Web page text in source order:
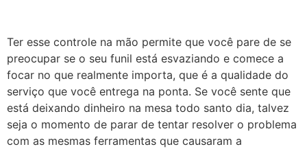
Ter esse controle na mão permite que você pare de se
preocupar se o seu funil está esvaziando e comece a
focar no que realmente importa, que é a qualidade do
serviço que você entrega na ponta. Se você sente que
está deixando dinheiro na mesa todo santo dia, talvez
seja o momento de parar de tentar resolver o problema
com as mesmas ferramentas que causaram a